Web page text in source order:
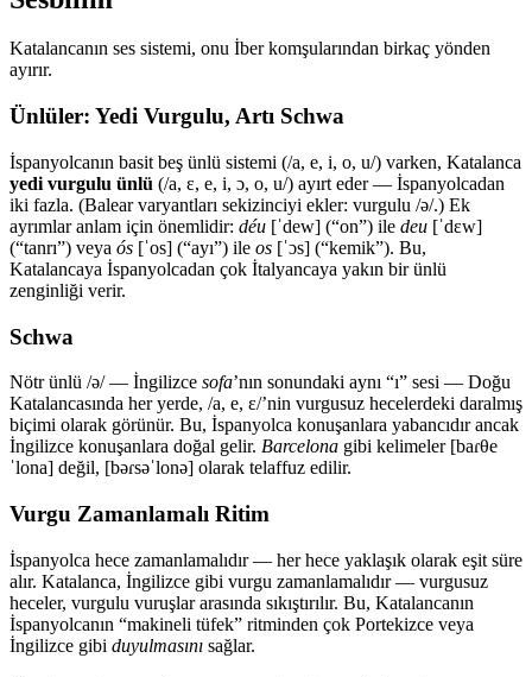
Katalancanın ses sistemi, onu İber komşularından birkaç yönden
ayırır.
Ünlüler: Yedi Vurgulu, Artı Schwa
İspanyolcanın basit beş ünlü sistemi (/a, e, i, o, u/) varken, Katalanca
yedi vurgulu ünlü (/a, ɛ, e, i, ɔ, o, u/) ayırt eder — İspanyolcadan
iki fazla. (Balear varyantları sekizinciyi ekler: vurgulu /ə/.) Ek
ayrımlar anlam için önemlidir: déu [ˈdew] (“on”) ile deu [ˈdɛw]
(“tanrı”) veya ós [ˈos] (“ayı”) ile os [ˈɔs] (“kemik”). Bu,
Katalancaya İspanyolcadan çok İtalyancaya yakın bir ünlü
zenginliği verir.
Schwa
Nötr ünlü /ə/ — İngilizce sofa’nın sonundaki aynı “ı” sesi — Doğu
Katalancasında her yerde, /a, e, ɛ/’nin vurgusuz hecelerdeki daralmış
biçimi olarak görünür. Bu, İspanyolca konuşanlara yabancıdır ancak
İngilizce konuşanlara doğal gelir. Barcelona gibi kelimeler [baɾθe
ˈlona] değil, [bəɾsəˈlonə] olarak telaffuz edilir.
Vurgu Zamanlamalı Ritim
İspanyolca hece zamanlamalıdır — her hece yaklaşık olarak eşit süre
alır. Katalanca, İngilizce gibi vurgu zamanlamalıdır — vurgusuz
heceler, vurgulu vuruşlar arasında sıkıştırılır. Bu, Katalancanın
İspanyolcanın “makineli tüfek” ritminden çok Portekizce veya
İngilizce gibi duyulmasını sağlar.